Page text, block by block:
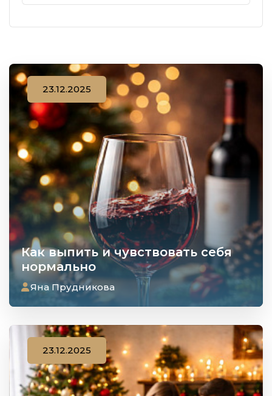
Как выпить и чувствовать себя
нормально
23.12.2025
Яна Прудникова
23.12.2025